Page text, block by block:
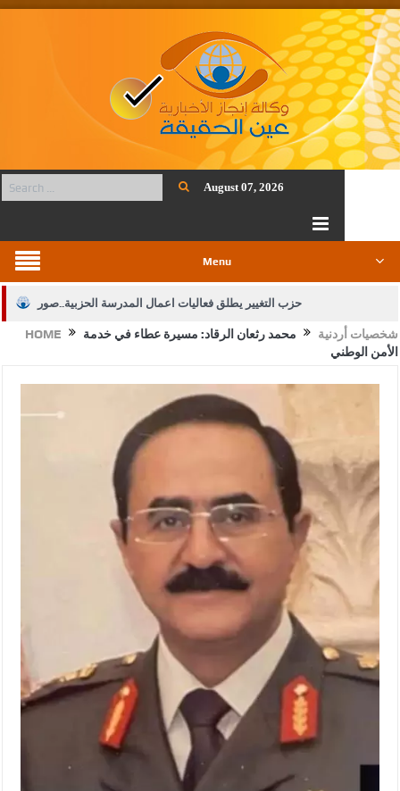
August 07, 2026
Menu
حزب التغيير يطلق فعاليات اعمال المدرسة الحزبية..صور
الجيش يفتح باب التجنيد لحملة البكالوريوس في الحقوق والقانون
الإسلامية والمسيحية
الأمن يتلف 16 مليون حبة كبتاجون و1480 كغم مواد مخدرة
النواب يقر مشروع تعديل قانون الملكية العقارية
القاضي يلتقي رؤساء تحرير الصحف اليومية ويؤكد حرص مجلس النواب
على شراكة فاعلة مع الإعلام
دعوة المكلفين بخدمة العلم (الدفعة الثالثة) إلى مراجعة منصة خدمة
العلم
الملك يلتقي مجموعة من رفاق السلاح
الملك يتلقى اتصالا هاتفيا من العاهل البحريني
القاضي محمود أحمد فريحات.. مبارك ومزيدا من التوفيق
HOME شخصيات أردنية
محمد رثعان الرقاد: مسيرة عطاء في خدمة
الأمن الوطني